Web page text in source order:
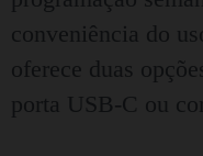
conveniência do
oferece duas
porta USB-C ou